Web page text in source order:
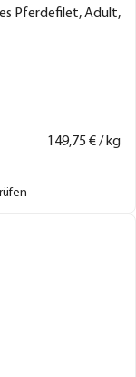
Pferdefilet, Adult,
149,75€ / kg